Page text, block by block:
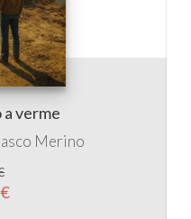
a verme
Merino